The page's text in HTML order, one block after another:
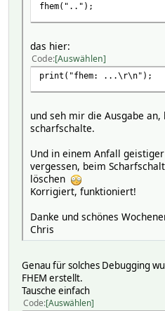
fhem("..");
das hier:
Code Auswählen
print("fhem: ...\r\n");
und seh mir die Ausgabe an,
scharfschalte.
Und in einem Anfall
vergessen, beim
löschen
Korrigiert, funktioniert!
Danke und schönes
Chris
Genau für solches Debugging
FHEM erstellt.
Tausche einfach
Code Auswählen